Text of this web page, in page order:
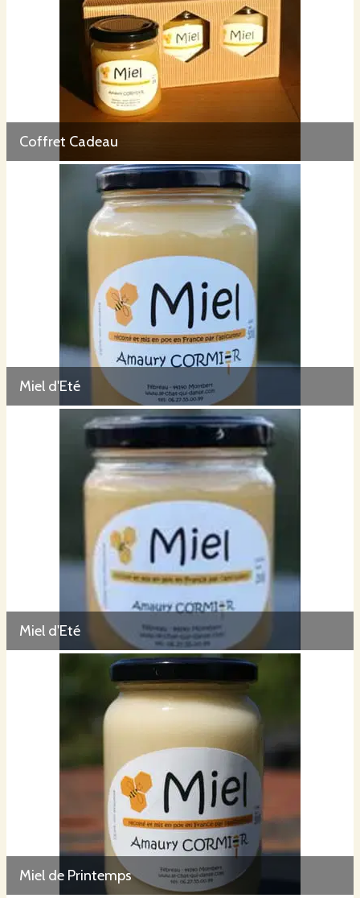
Coffret Cadeau
Miel d'Eté
Miel d'Eté
Miel de Printemps